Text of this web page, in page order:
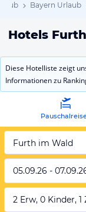
Bayern Urlaub
Hotels
Diese Hotelliste zeigt
Informationen zu
Furth im Wald
05.09.26 -
2 Erw, 0 Kinder, 1